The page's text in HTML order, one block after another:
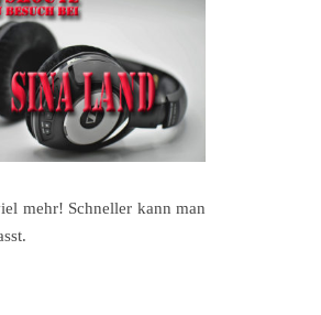
mehr! Schneller kann man